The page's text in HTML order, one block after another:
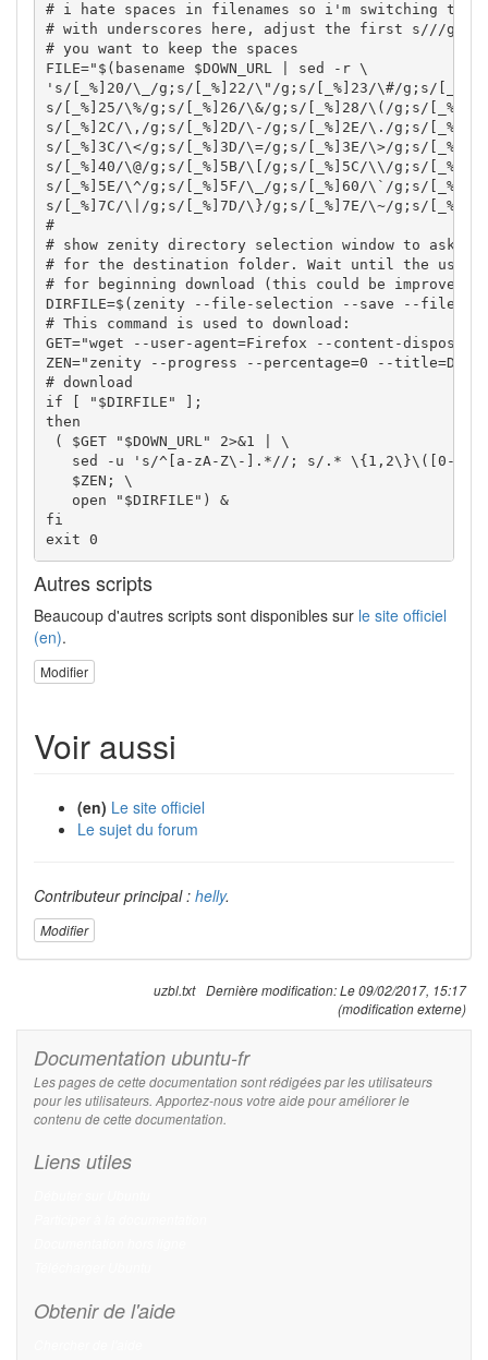
# i hate spaces in filenames so i'm switching them
# with underscores here, adjust the first s///g if
# you want to keep the spaces
FILE="$(basename $DOWN_URL | sed -r
's/[_%]20/\_/g;s/[_%]22/\" /g;s/[_%]23/\#/g;s/
s/[_%]25/\%/g;s/[_%]26/\&/g;s/[_%]28/\(/g;s/
s/[_%]2C/\,/g;s/[_%]2D/\-/g;s/[_%]2E/\./g;s/
s/[_%]3C/\</g;s/[_%]3D/\=/g;s/[_%]3E/\>/g;s/
s/[_%]40/\@/g;s/[_%]5B/\[/g;s/[_%]5C/\\/g;s/
s/[_%]5E/\^/g;s/[_%]5F/\_/g;s/[_%]60/\`/g;s/
s/[_%]7C/\|/g;s/[_%]7D/\}/g;s/[_%]7E/\~/g;s/
#
# show zenity directory selection window to ask
# for the destination folder. Wait until the user
# for beginning download (this could be improved).
DIRFILE=$ ( zenity --file-selection --save
--
# This command is used to download:
GET="wget --user-agent=Firefox --content-
ZEN="zenity --progress --percentage=0 --
# download
if
" $DIRFILE "
then
(
$GET " $DOWN_URL" 2>&1
\
sed
-u
's/^[a-zA-Z\-].*//; s/.* \{1,2\}\([0-
$ZEN ; \
   open
" $DIRFILE " )
&
fi
exit 0
Autres scripts
Beaucoup d'autres scripts sont disponibles sur le site officiel
(en).
Modifier
Voir aussi
(en) Le site officiel
Le sujet du forum
Contributeur principal : helly.
Modifier
uzbl.txt Dernière modification:Le 09/02/2017, 15:17
(modification externe)
Documentation ubuntu-fr
Les pages de cette documentation sont rédigées par les utilisateurs
pour les utilisateurs. Apportez-nous votre aide pour améliorer le
contenu de cette documentation.
Liens utiles
Obtenir de l'aide